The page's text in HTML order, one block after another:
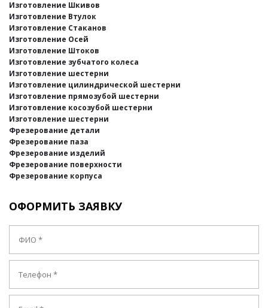
Изготовление Шкивов
Изготовление Втулок
Изготовление Стаканов
Изготовление Осей
Изготовление Штоков
Изготовление зубчатого колеса
Изготовление шестерни
Изготовление цилиндрической шестерни
Изготовление прямозубой шестерни
Изготовление косозубой шестерни
Изготовление шестерни
Фрезерование детали
Фрезерование паза
Фрезерование изделий
Фрезерование поверхности
Фрезерование корпуса
ОФОРМИТЬ ЗАЯВКУ